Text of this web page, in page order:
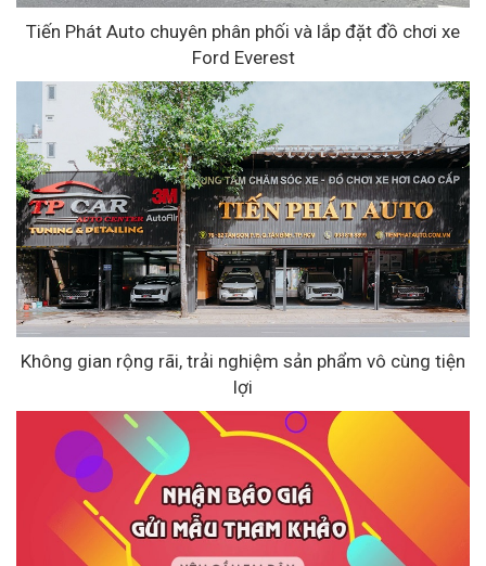
Tiến Phát Auto chuyên phân phối và lắp đặt đồ chơi xe
Ford Everest
Không gian rộng rãi, trải nghiệm sản phẩm vô cùng tiện
lợi